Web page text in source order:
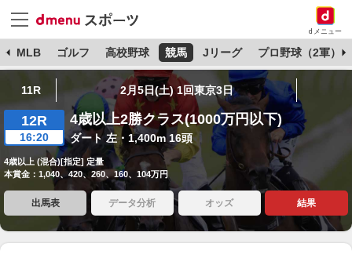
dメニュー
MLB ゴルフ 高校野球 競馬 Jリーグ プロ野球（2軍）
11R 2月5日(土) 1回東京3日
12R
16:20
4歳以上2勝クラス(1000万円以下)
ダート 左・1,400m 16頭
4歳以上 (混合)[指定] 定量
本賞金：1,040、420、260、160、104万円
出馬表 データ分析 オッズ 結果